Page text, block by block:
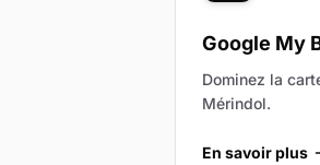
Google My
Dominez la
Mérindol.
En savoir plus